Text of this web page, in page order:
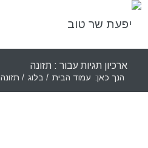
ארכיון תגיות עבור : תזונה
הנך כאן: עמוד הבית / בלוג / תזונה